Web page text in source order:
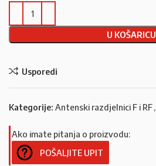
U KOŠARICU
Usporedi
Kategorije: Antenski razdjelnici F i RF,
Ako imate pitanja o proizvodu:
POŠALJITE UPIT